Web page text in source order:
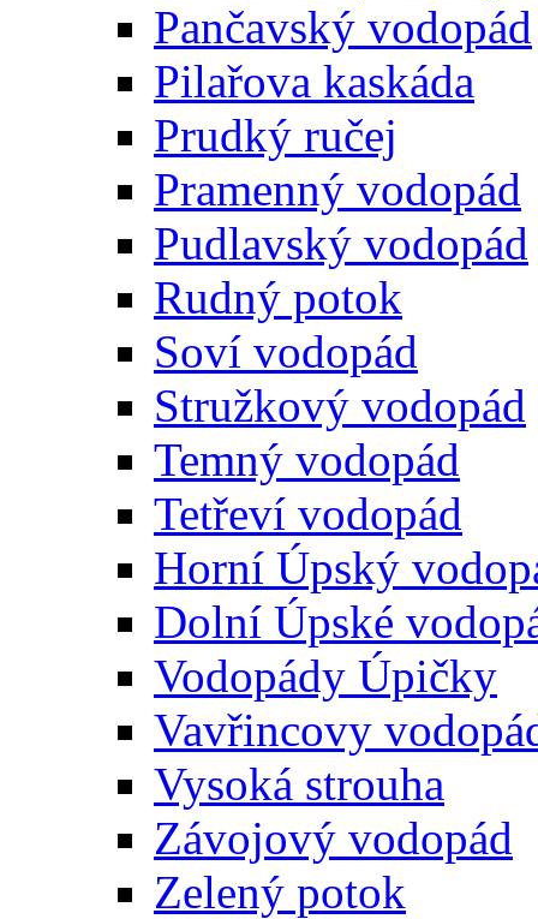
Pančavský vodopád
Pilařova kaskáda
Prudký ručej
Pramenný vodopád
Pudlavský vodopád
Rudný potok
Soví vodopád
Stružkový vodopád
Temný vodopád
Tetřeví vodopád
Horní Úpský
Dolní Úpské
Vodopády Úpičky
Vavřincovy
Vysoká strouha
Závojový vodopád
Zelený potok